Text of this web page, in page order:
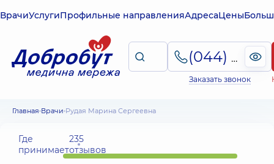
ВрачиУслугиПрофильные направленияАдресаЦены
(044) 495-2-888
Заказать звонок
Главная Врачи Рудая Марина Сергеевна
Где
принимает
235
отзывов